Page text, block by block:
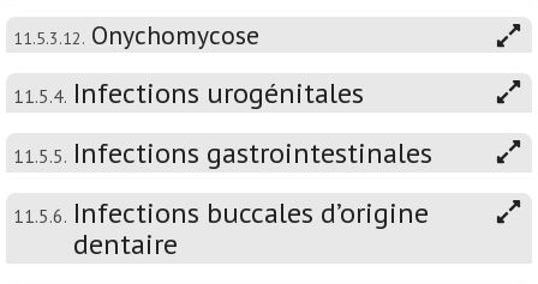
11.5.3.12. Onychomycose
11.5.4. Infections urogénitales
11.5.5. Infections gastrointestinales
11.5.6. Infections buccales d’origine
dentaire